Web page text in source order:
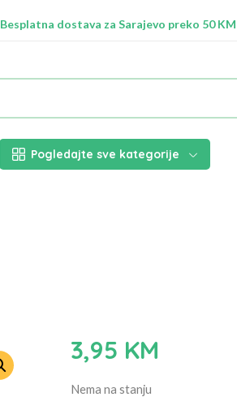
Besplatna dostava za Sarajevo preko 50 KM
Pogledajte sve kategorije
3,95 KM
Nema na stanju